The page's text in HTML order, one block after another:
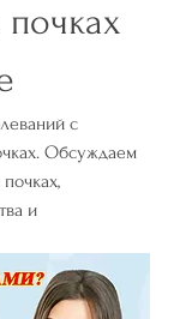
с
Обсуждаем
и